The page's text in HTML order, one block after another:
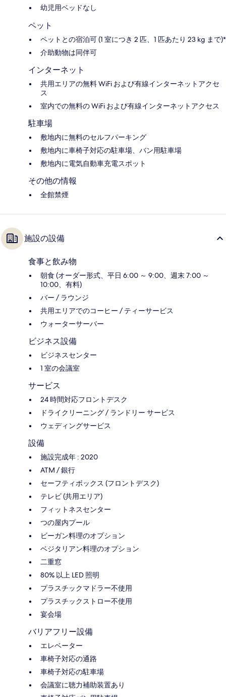
幼児用ベッドなし
ペット
ペットとの宿泊可 (1 室につき 2 匹、1 匹あたり 23 kg まで)*
介助動物は同伴可
インターネット
共用エリアの無料 WiFi および有線インターネットアクセ
ス
室内での無料の WiFi および有線インターネットアクセス
駐車場
敷地内に無料のセルフパーキング
敷地内に車椅子対応の駐車場、バン用駐車場
敷地内に電気自動車充電スポット
その他の情報
全館禁煙
施設の設備
食事と飲み物
朝食 (オーダー形式、平日 6:00 ～ 9:00、週末 7:00 ～
10:00、有料)
バー / ラウンジ
共用エリアでのコーヒー / ティーサービス
ウォーターサーバー
ビジネス設備
ビジネスセンター
1 室の会議室
サービス
24 時間対応フロントデスク
ドライクリーニング / ランドリー サービス
ウェディングサービス
設備
施設完成年 : 2020
ATM / 銀行
セーフティボックス (フロントデスク)
テレビ (共用エリア)
フィットネスセンター
つの屋内プール
ビーガン料理のオプション
ベジタリアン料理のオプション
二重窓
80% 以上 LED 照明
プラスチックマドラー不使用
プラスチックストロー不使用
宴会場
バリアフリー設備
エレベーター
車椅子対応の通路
車椅子対応の駐車場
会議室に聴力補助装置あり